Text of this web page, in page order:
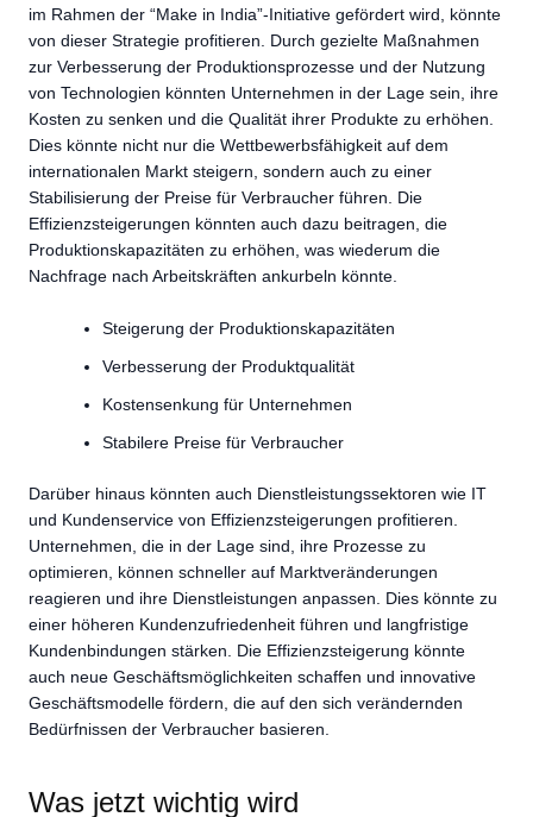
im Rahmen der “Make in India”-Initiative gefördert wird, könnte
von dieser Strategie profitieren. Durch gezielte Maßnahmen
zur Verbesserung der Produktionsprozesse und der Nutzung
von Technologien könnten Unternehmen in der Lage sein, ihre
Kosten zu senken und die Qualität ihrer Produkte zu erhöhen.
Dies könnte nicht nur die Wettbewerbsfähigkeit auf dem
internationalen Markt steigern, sondern auch zu einer
Stabilisierung der Preise für Verbraucher führen. Die
Effizienzsteigerungen könnten auch dazu beitragen, die
Produktionskapazitäten zu erhöhen, was wiederum die
Nachfrage nach Arbeitskräften ankurbeln könnte.
Steigerung der Produktionskapazitäten
Verbesserung der Produktqualität
Kostensenkung für Unternehmen
Stabilere Preise für Verbraucher
Darüber hinaus könnten auch Dienstleistungssektoren wie IT
und Kundenservice von Effizienzsteigerungen profitieren.
Unternehmen, die in der Lage sind, ihre Prozesse zu
optimieren, können schneller auf Marktveränderungen
reagieren und ihre Dienstleistungen anpassen. Dies könnte zu
einer höheren Kundenzufriedenheit führen und langfristige
Kundenbindungen stärken. Die Effizienzsteigerung könnte
auch neue Geschäftsmöglichkeiten schaffen und innovative
Geschäftsmodelle fördern, die auf den sich verändernden
Bedürfnissen der Verbraucher basieren.
Was jetzt wichtig wird